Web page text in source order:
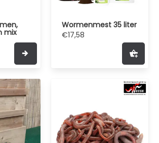
mix
Wormenmest 35 liter
€17,58